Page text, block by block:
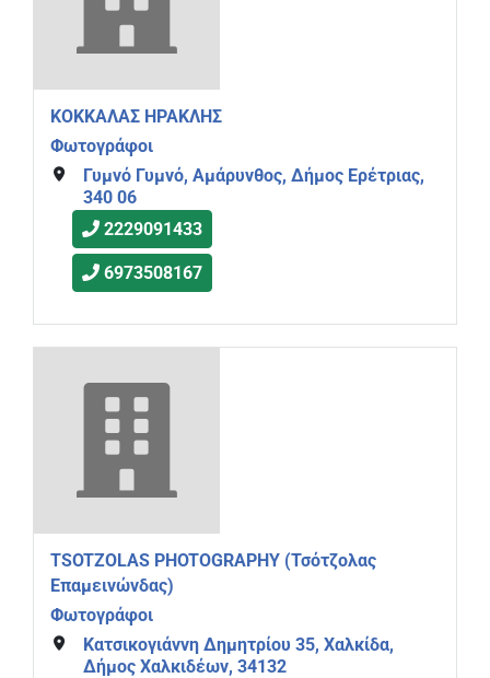
ΚΟΚΚΑΛΑΣ ΗΡΑΚΛΗΣ
Φωτογράφοι
Γυμνό Γυμνό, Αμάρυνθος, Δήμος Ερέτριας,
340 06
2229091433
6973508167
TSOTZOLAS PHOTOGRAPHY (Τσότζολας
Επαμεινώνδας)
Φωτογράφοι
Κατσικογιάννη Δημητρίου 35, Χαλκίδα,
Δήμος Χαλκιδέων, 34132